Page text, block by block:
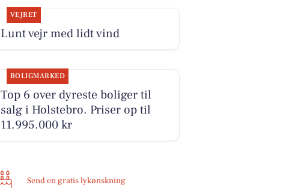
VEJRET
Lunt vejr med lidt vind
BOLIGMARKED
Top 6 over dyreste boliger til
salg i Holstebro. Priser op til
11.995.000 kr
Send en gratis lykønskning